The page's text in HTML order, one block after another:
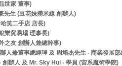
世家 董事)
先生 (豆花妹撈米線 創辦人)
笑二手店 店長)
業貿易場 理事長)
之友 創辦人兼總幹事)
人兼董事總經理 及 周培杰先生 - 商業發展
辦人 及 Mr. Sky Hui - 學員 (宙系魔術學院)